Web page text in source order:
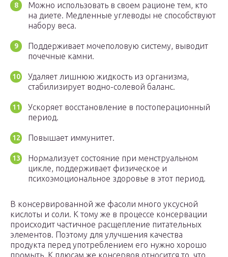
Можно использовать в своем рационе тем, кто
на диете. Медленные углеводы не способствуют
набору веса.
Поддерживает мочеполовую систему, выводит
почечные камни.
Удаляет лишнюю жидкость из организма,
стабилизирует водно-солевой баланс.
Ускоряет восстановление в постоперационный
период.
Повышает иммунитет.
Нормализует состояние при менструальном
цикле, поддерживает физическое и
психоэмоциональное здоровье в этот период.
В консервированной же фасоли много уксусной
кислоты и соли. К тому же в процессе консервации
происходит частичное расщепление питательных
элементов. Поэтому для улучшения качества
продукта перед употреблением его нужно хорошо
промыть. К плюсам же консервов относится то, что